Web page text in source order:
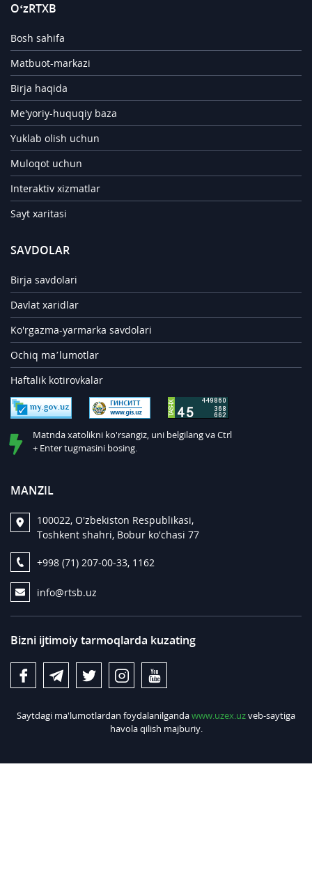
O‘zRTXB
Bosh sahifa
Matbuot-markazi
Birja haqida
Me'yoriy-huquqiy baza
Yuklab olish uchun
Muloqot uchun
Interaktiv xizmatlar
Sayt xaritasi
SAVDOLAR
Birja savdolari
Davlat xaridlar
Ko'rgazma-yarmarka savdolari
Ochiq ma’lumotlar
Haftalik kotirovkalar
Matnda xatolikni ko'rsangiz, uni belgilang va Ctrl
+ Enter tugmasini bosing.
MANZIL
100022, O'zbekiston Respublikasi,
Toshkent shahri, Bobur ko'chasi 77
+998 (71) 207-00-33, 1162
info@rtsb.uz
Bizni ijtimoiy tarmoqlarda kuzating
Saytdagi ma'lumotlardan foydalanilgandawww.uzex.uzveb-saytiga
havola qilish majburiy.